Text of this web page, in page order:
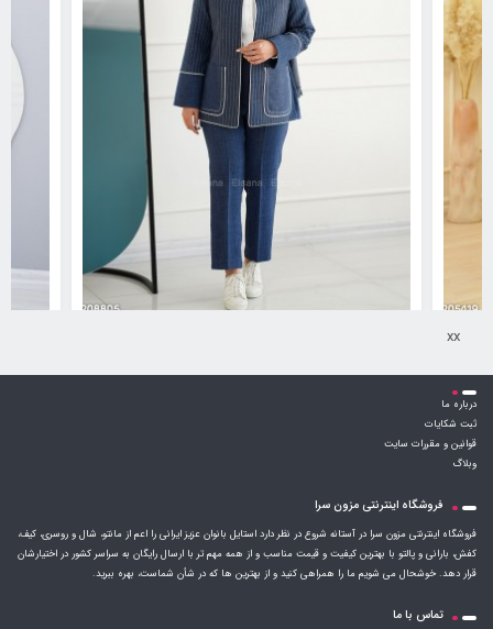
xx
درباره ما
ثبت شکایات
قوانین و مقررات سایت
وبلاگ
فروشگاه اینترنتی مزون سرا
فروشگاه اینترنتی مزون سرا در آستانه شروع در نظر دارد استایل بانوان عزیز ایرانی را اعم از مانتو، شال و روسری، کیف،
کفش، بارانی و پالتو با بهترین کیفیت و قیمت مناسب و از همه مهم تر با ارسال رایگان به سراسر کشور در اختیارشان
قرار دهد. خوشحال می شویم ما را همراهی کنید و از بهترین ها که در شأن شماست، بهره ببرید.
تماس با ما